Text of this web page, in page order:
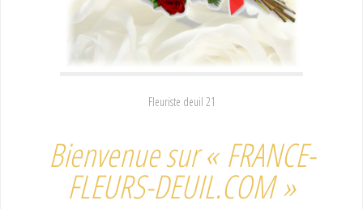
Fleuriste deuil 21
Bienvenue sur « FRANCE-
FLEURS-DEUIL.COM »